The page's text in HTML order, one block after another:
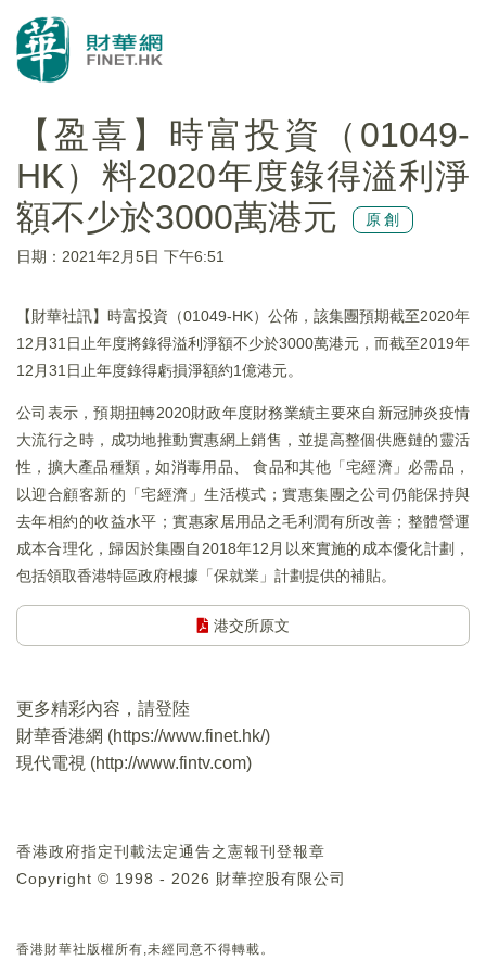
【盈喜】時富投資（01049-
HK）料2020年度錄得溢利淨
額不少於3000萬港元
原創
日期：2021年2月5日 下午6:51
【財華社訊】時富投資（01049-HK）公佈，該集團預期截至2020年
12月31日止年度將錄得溢利淨額不少於3000萬港元，而截至2019年
12月31日止年度錄得虧損淨額約1億港元。
公司表示，預期扭轉2020財政年度財務業績主要來自新冠肺炎疫情
大流行之時，成功地推動實惠網上銷售，並提高整個供應鏈的靈活
性，擴大產品種類，如消毒用品、 食品和其他「宅經濟」必需品，
以迎合顧客新的「宅經濟」生活模式；實惠集團之公司仍能保持與
去年相約的收益水平；實惠家居用品之毛利潤有所改善；整體營運
成本合理化，歸因於集團自2018年12月以來實施的成本優化計劃，
包括領取香港特區政府根據「保就業」計劃提供的補貼。
港交所原文
更多精彩內容，請登陸
財華香港網 (https://www.finet.hk/)
現代電視 (http://www.fintv.com)
香港政府指定刊載法定通告之憲報刊登報章
Copyright © 1998 - 2026 財華控股有限公司
香港財華社版權所有,未經同意不得轉載。